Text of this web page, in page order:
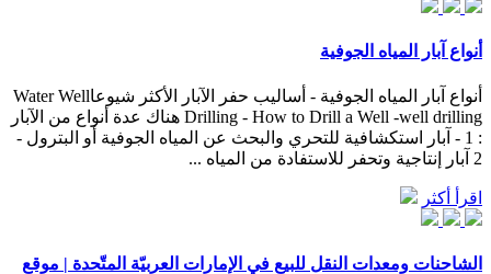
أنواع آبار المياه الجوفية
أنواع آبار المياه الجوفية - أساليب حفر الآبار الأكثر شيوعاWater Well
Drilling - How to Drill a Well -well drilling هناك عدة أنواع من الآبار
: 1 - آبار استكشافية للتحري والبحث عن المياه الجوفية أو البترول -
2 آبار إنتاجية وتحفر للاستفادة من المياه ...
اقرأ أكثر
الشاحنات ومعدات النقل للبيع في الإمارات العربيّة المتّحدة | موقع